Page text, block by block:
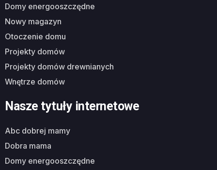
domy energooszczędne
nowy magazyn
otoczenie domu
projekty domów
projekty domów drewnianych
wnętrze domów
Nasze tytuły internetowe
abc dobrej mamy
dobra mama
domy energooszczędne